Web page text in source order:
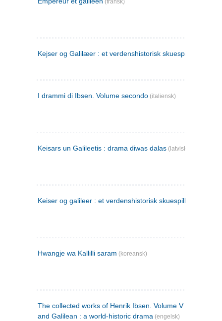
(fransk)
Kejser og Galilæer : et verdenshistorisk skuespil
I drammi di Ibsen. Volume secondo (italiensk)
Keisars un Galileetis : drama diwas dalas (latvisk)
Keiser og galileer : et verdenshistorisk skuespill (1873)
Hwangje wa Kallilli saram (koreansk)
The collected works of Henrik Ibsen. Volume V : Emperor
and Galilean : a world-historic drama (engelsk)